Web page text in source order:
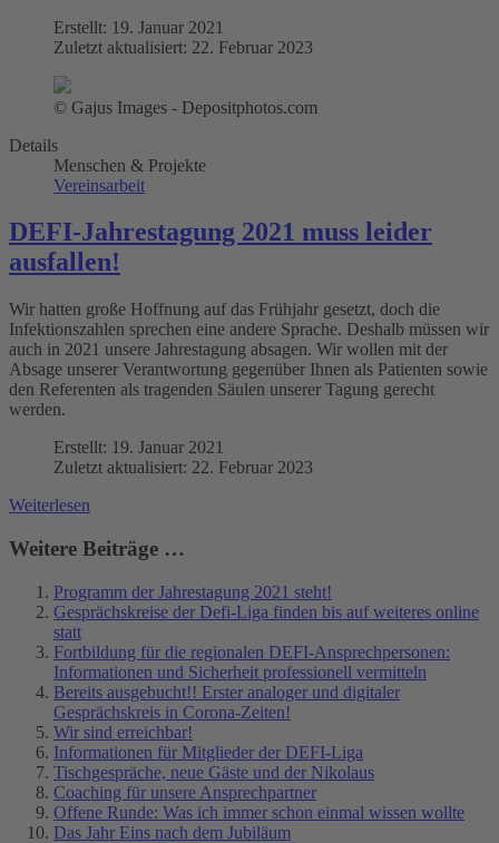
Erstellt: 19. Januar 2021
Zuletzt aktualisiert: 22. Februar 2023
© Gajus Images - Depositphotos.com
Details
Menschen & Projekte
Vereinsarbeit
DEFI-Jahrestagung 2021 muss leider
ausfallen!
Wir hatten große Hoffnung auf das Frühjahr gesetzt, doch die
Infektionszahlen sprechen eine andere Sprache. Deshalb müssen wir
auch in 2021 unsere Jahrestagung absagen. Wir wollen mit der
Absage unserer Verantwortung gegenüber Ihnen als Patienten sowie
den Referenten als tragenden Säulen unserer Tagung gerecht
werden.
Erstellt: 19. Januar 2021
Zuletzt aktualisiert: 22. Februar 2023
Weiterlesen
Weitere Beiträge …
Programm der Jahrestagung 2021 steht!
Gesprächskreise der Defi-Liga finden bis auf weiteres online
statt
Fortbildung für die regionalen DEFI-Ansprechpersonen:
Informationen und Sicherheit professionell vermitteln
Bereits ausgebucht!! Erster analoger und digitaler
Gesprächskreis in Corona-Zeiten!
Wir sind erreichbar!
Informationen für Mitglieder der DEFI-Liga
Tischgespräche, neue Gäste und der Nikolaus
Coaching für unsere Ansprechpartner
Offene Runde: Was ich immer schon einmal wissen wollte
Das Jahr Eins nach dem Jubiläum